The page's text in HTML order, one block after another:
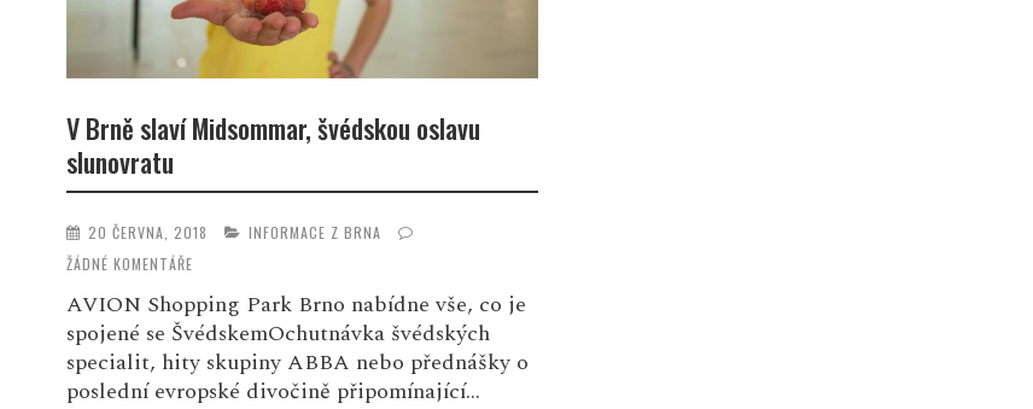
V Brně slaví Midsommar, švédskou oslavu
slunovratu
20 ČERVNA, 2018
INFORMACE Z BRNA
ŽÁDNÉ KOMENTÁŘE
AVION Shopping Park Brno nabídne vše, co je
spojené se ŠvédskemOchutnávka švédských
specialit, hity skupiny ABBA nebo přednášky o
poslední evropské divočině připomínající...